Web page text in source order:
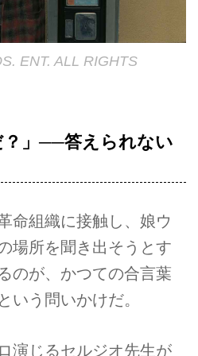
ENT. ALL RIGHTS
？」──答えられない
命組織に接触し、娘ウ
場所を聞き出そうとす
のが、かつての合言葉
いう問いかけだ。
演じるセルジオ先生が